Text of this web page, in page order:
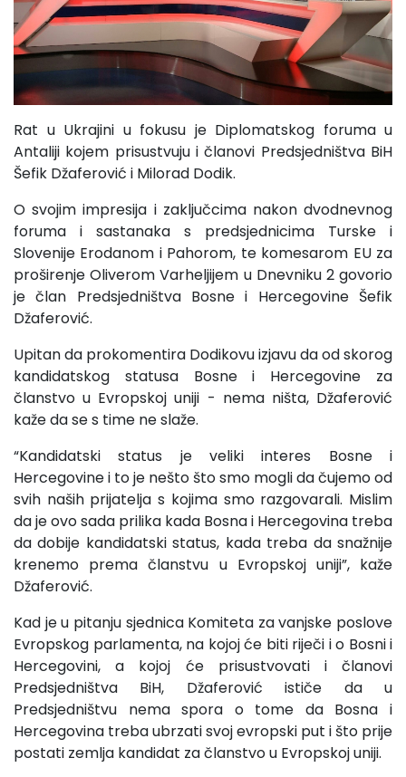
Rat u Ukrajini u fokusu je Diplomatskog foruma u
Antaliji kojem prisustvuju i članovi Predsjedništva BiH
Šefik Džaferović i Milorad Dodik.
O svojim impresija i zaključcima nakon dvodnevnog
foruma i sastanaka s predsjednicima Turske i
Slovenije Erodanom i Pahorom, te komesarom EU za
proširenje Oliverom Varheljijem u Dnevniku 2 govorio
je član Predsjedništva Bosne i Hercegovine Šefik
Džaferović.
Upitan da prokomentira Dodikovu izjavu da od skorog
kandidatskog statusa Bosne i Hercegovine za
članstvo u Evropskoj uniji - nema ništa, Džaferović
kaže da se s time ne slaže.
“Kandidatski status je veliki interes Bosne i
Hercegovine i to je nešto što smo mogli da čujemo od
svih naših prijatelja s kojima smo razgovarali. Mislim
da je ovo sada prilika kada Bosna i Hercegovina treba
da dobije kandidatski status, kada treba da snažnije
krenemo prema članstvu u Evropskoj uniji”, kaže
Džaferović.
Kad je u pitanju sjednica Komiteta za vanjske poslove
Evropskog parlamenta, na kojoj će biti riječi i o Bosni i
Hercegovini, a kojoj će prisustvovati i članovi
Predsjedništva BiH, Džaferović ističe da u
Predsjedništvu nema spora o tome da Bosna i
Hercegovina treba ubrzati svoj evropski put i što prije
postati zemlja kandidat za članstvo u Evropskoj uniji.